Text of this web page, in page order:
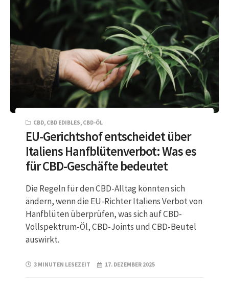
CBD, CBD EDIBLES, CBD-ÖL
EU-Gerichtshof entscheidet über
Italiens Hanfblütenverbot: Was es
für CBD-Geschäfte bedeutet
Die Regeln für den CBD-Alltag könnten sich
ändern, wenn die EU-Richter Italiens Verbot von
Hanfblüten überprüfen, was sich auf CBD-
Vollspektrum-Öl, CBD-Joints und CBD-Beutel
auswirkt.
3 MINUTEN LESEZEIT 17. DEZEMBER 2025